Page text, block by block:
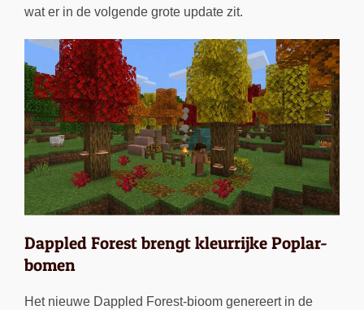
wat er in de volgende grote update zit.
Dappled Forest brengt kleurrijke Poplar-
bomen
Het nieuwe Dappled Forest-bioom genereert in de